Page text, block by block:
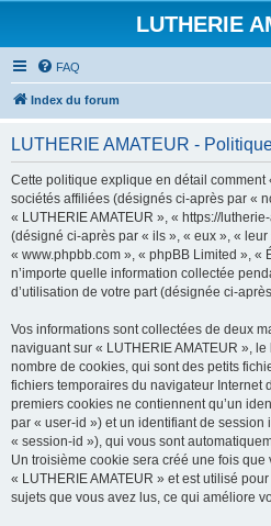
LUTHERIE
FAQ
Index du forum
LUTHERIE AMATEUR -
Cette politique explique en détail comment
sociétés affiliées (désignés ci-après par «
« LUTHERIE AMATEUR », « https://
(désigné ci-après par « ils », « eux », «
« www.phpbb.com », « phpBB Limited », «
n’importe quelle information collectée
d’utilisation de votre part (désignée ci-
Vos informations sont collectées de deux
naviguant sur « LUTHERIE AMATEUR »,
nombre de cookies, qui sont des petits
fichiers temporaires du navigateur Internet
premiers cookies ne contiennent qu’un
par « user-id ») et un identifiant de
« session-id »), qui vous sont
Un troisième cookie sera créé une fois
« LUTHERIE AMATEUR » et est utilisé
sujets que vous avez lus, ce qui améliore